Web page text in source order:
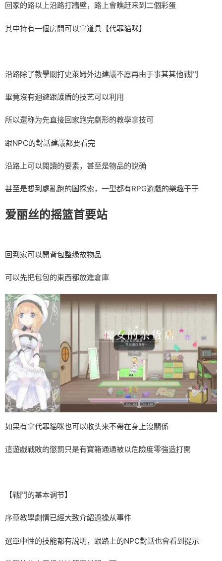
回家的路以上沿路打牆壁，路上會瞧赶来到二個彩蛋
其中持有一個房間可以拿道具【代罪貓咪】
沿路除了教學關打史萊姆外边建議不愿再由于事其其他戰鬥
畢竟沒有迴避跟護盾的技艺可以利用
所以還称为先直接回家跑完劇形的教學拿技可
跟NPC的對話建議都要看完
沿路上可以閱讀的要素，甚至是物品的說确
甚至是想到處亂跑的圖探索，一型都有RPG遊戲的樂趣于于
爱丽丝的摇篮首要站
回到家可以開背包整缘故物品
可以先把包包的東西都放進倉庫
如果有拿代罪貓咪也可以收头來不帶在身上沒關係
這遊戲戰敗的懲罰只是有寶箱通通被以危險度零強造打開
【戰鬥的基本调节】
序章教學劇情已經大致介紹過操从事件
選單中性的技能都有說明，跟路上的NPC對話也會看到提示